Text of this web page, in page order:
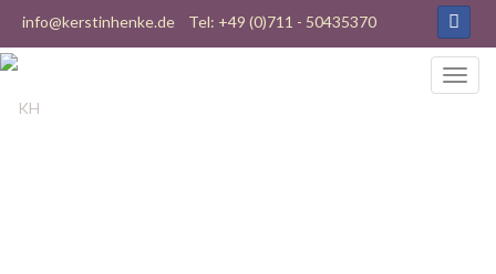
info@kerstinhenke.de Tel: +49 (0)711 - 50435370